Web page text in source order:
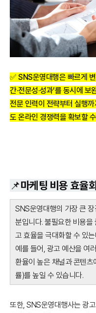
✅ SNS운영대행은 빠르게
간·전문성·성과’를 동시에
전문 인력이 전략부터 실행
도 온라인 경쟁력을 확보할
📌마케팅 비용 효율
SNS운영대행의 가장 큰
분입니다. 불필요한 비용
고 효율을 극대화할 수 있
예를 들어, 광고 예산을 여
환율이 높은 채널과 콘텐
률)를 높일 수 있습니다.
또한, SNS운영대행사는 광